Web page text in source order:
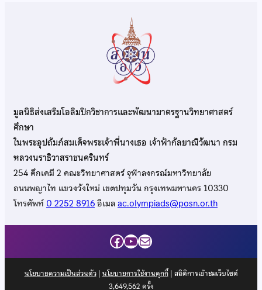
มูลนิธิส่งเสริมโอลิมปิกวิชาการและพัฒนามาตรฐานวิทยาศาสตร์
ศึกษา
ในพระอุปถัมภ์สมเด็จพระเจ้าพี่นางเธอ เจ้าฟ้ากัลยาณิวัฒนา กรม
หลวงนราธิวาสราชนครินทร์
254 ตึกเคมี 2 คณะวิทยาศาสตร์ จุฬาลงกรณ์มหาวิทยาลัย
ถนนพญาไท แขวงวังใหม่ เขตปทุมวัน กรุงเทพมหานคร 10330
โทรศัพท์0 2252 8916อีเมลac.olympiads@posn.or.th
Facebook
YouTube
Mail
นโยบายความเป็นส่วนตัว| นโยบายการใช้งานคุกกี้| สถิติการเข้าชมเว็บไซต์
3,649,562 ครั้ง